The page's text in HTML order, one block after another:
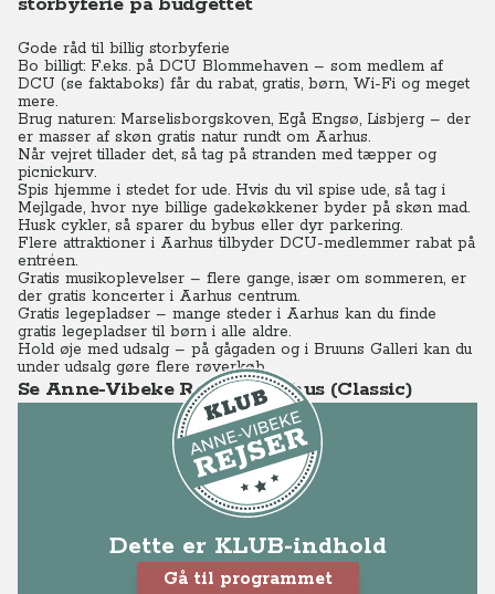
Gode råd til billig storbyferie
Bo billigt: F.eks. på DCU Blommehaven – som medlem af
DCU (se faktaboks) får du rabat, gratis, børn, Wi-Fi og meget
mere.
Brug naturen: Marselisborgskoven, Egå Engsø, Lisbjerg – der
er masser af skøn gratis natur rundt om Aarhus.
Når vejret tillader det, så tag på stranden med tæpper og
picnickurv.
Spis hjemme i stedet for ude. Hvis du vil spise ude, så tag i
Mejlgade, hvor nye billige gadekøkkener byder på skøn mad.
Husk cykler, så sparer du bybus eller dyr parkering.
Flere attraktioner i Aarhus tilbyder DCU-medlemmer rabat på
entréen.
Gratis musikoplevelser – flere gange, især om sommeren, er
der gratis koncerter i Aarhus centrum.
Gratis legepladser – mange steder i Aarhus kan du finde
gratis legepladser til børn i alle aldre.
Hold øje med udsalg – på gågaden og i Bruuns Galleri kan du
under udsalg gøre flere røverkøb.
Se Anne-Vibeke Rejser - Aarhus (Classic)
Dette er KLUB-indhold
Gå til programmet